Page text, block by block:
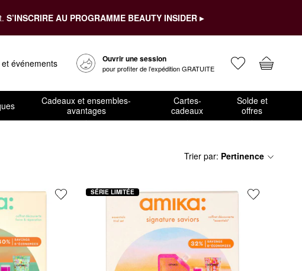
S’INSCRIRE AU PROGRAMME BEAUTY INSIDER ▸
événements Ouvrir une session
pour profiter de l’expédition GRATUITE
Cadeaux et ensembles-
avantages
Cartes-
cadeaux
Solde et
offres
Trier par: Pertinence
SÉRIE LIMITÉE